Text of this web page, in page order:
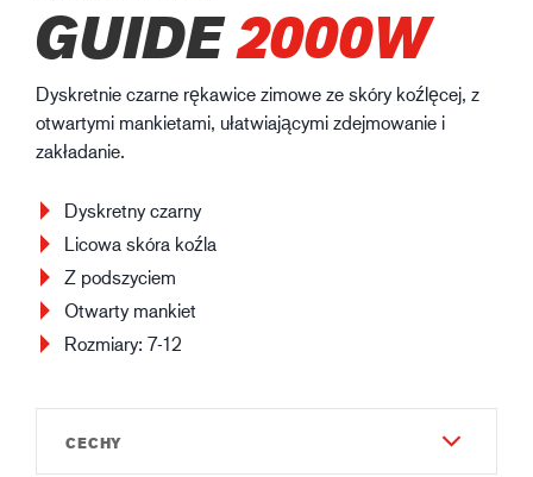
GUIDE2000W
Dyskretnie czarne rękawice zimowe ze skóry koźlęcej, z
otwartymi mankietami, ułatwiającymi zdejmowanie i
zakładanie.
Dyskretny czarny
Licowa skóra koźla
Z podszyciem
Otwarty mankiet
Rozmiary: 7-12
CECHY